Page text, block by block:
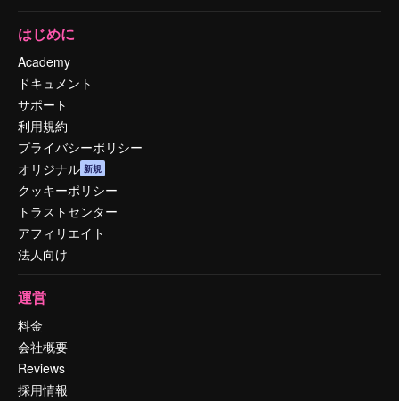
はじめに
Academy
ドキュメント
サポート
利用規約
プライバシーポリシー
オリジナル 新規
クッキーポリシー
トラストセンター
アフィリエイト
法人向け
運営
料金
会社概要
Reviews
採用情報